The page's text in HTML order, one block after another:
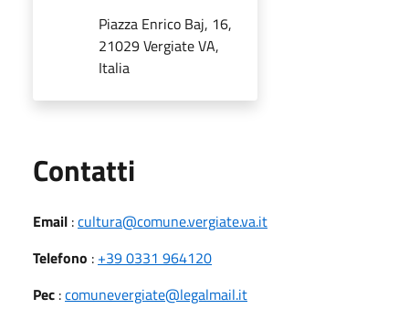
Piazza Enrico Baj, 16,
21029 Vergiate VA,
Italia
Contatti
Email :cultura@comune.vergiate.va.it
Telefono : +39 0331 964120
Pec :comunevergiate@legalmail.it